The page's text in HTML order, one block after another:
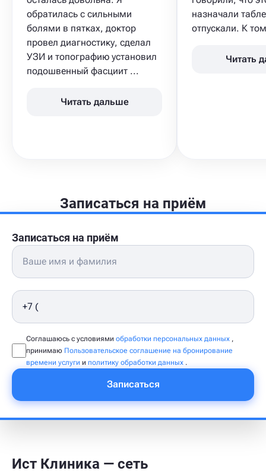
обратилась с сильными
болями в пятках, доктор
провел диагностику, сделал
УЗИ и топографию установил
подошвенный фасциит ...
Читать дальше
назначали
отпускали. К
Читать
Записаться на приём
Записаться на приём
Соглашаюсь с условиями обработки персональных данных ,
принимаю Пользовательское соглашение на бронирование
времени услуги и политику обработки данных .
Записаться
Ист Клиника — сеть